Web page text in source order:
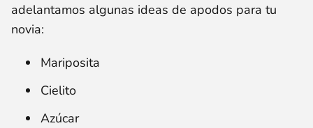
adelantamos algunas ideas de apodos para tu
novia:
Mariposita
Cielito
Azúcar